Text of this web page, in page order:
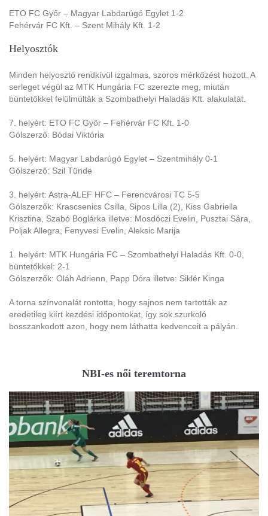
ETO FC Győr – Magyar Labdarúgó Egylet 1-2
Fehérvár FC Kft. – Szent Mihály Kft. 1-2
Helyosztók
Minden helyosztó rendkívül izgalmas, szoros mérkőzést hozott. A
serleget végül az MTK Hungária FC szerezte meg, miután
büntetőkkel felülmúlták a Szombathelyi Haladás Kft. alakulatát.
7. helyért: ETO FC Győr – Fehérvár FC Kft. 1-0
Gólszerző: Bódai Viktória
5. helyért: Magyar Labdarúgó Egylet – Szentmihály 0-1
Gólszerző: Szil Tünde
3. helyért: Astra-ALEF HFC – Ferencvárosi TC 5-5
Gólszerzők: Krascsenics Csilla, Sipos Lilla (2), Kiss Gabriella
Krisztina, Szabó Boglárka illetve: Mosdóczi Evelin, Pusztai Sára,
Poljak Allegra, Fenyvesi Evelin, Aleksic Marija
1. helyért: MTK Hungária FC – Szombathelyi Haladás Kft. 0-0,
büntetőkkel: 2-1
Gólszerzők: Oláh Adrienn, Papp Dóra illetve: Siklér Kinga
A torna színvonalát rontotta, hogy sajnos nem tartották az
eredetileg kiírt kezdési időpontokat, így sok szurkoló
bosszankodott azon, hogy nem láthatta kedvenceit a pályán.
NBI-es női teremtorna